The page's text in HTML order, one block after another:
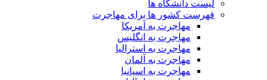
لیست دانشگاه ها
فهرست کشور ها برای مهاجرت
مهاجرت به آمریکا
مهاجرت به انگلیس
مهاجرت به استرالیا
مهاجرت به آلمان
مهاجرت به اسپانیا